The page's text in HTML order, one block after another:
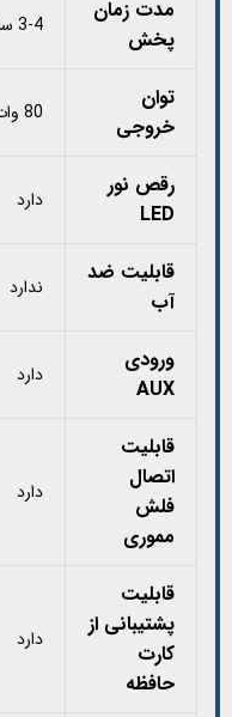
مدت زمان
پخش
3-4 ساعت
توان
خروجی
80 وات
رقص نور
LED
دارد
قابلیت ضد
آب
ندارد
ورودی
AUX
دارد
قابلیت
اتصال
فلش
مموری
دارد
قابلیت
پشتیبانی از
کارت‌
حافظه
دارد